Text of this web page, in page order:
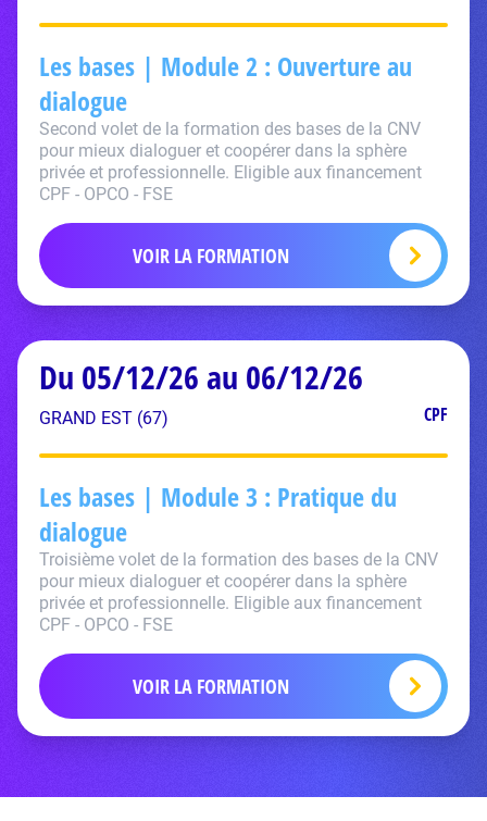
Les bases | Module 2 : Ouverture au
dialogue
Second volet de la formation des bases de la CNV
pour mieux dialoguer et coopérer dans la sphère
privée et professionnelle. Eligible aux financement
CPF - OPCO - FSE
VOIR LA FORMATION
Du 05/12/26 au 06/12/26
GRAND EST (67) CPF
Les bases | Module 3 : Pratique du
dialogue
Troisième volet de la formation des bases de la CNV
pour mieux dialoguer et coopérer dans la sphère
privée et professionnelle. Eligible aux financement
CPF - OPCO - FSE
VOIR LA FORMATION